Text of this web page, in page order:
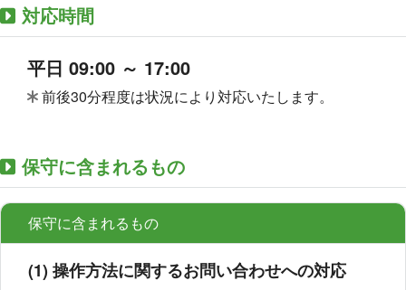
対応時間
平日 09:00 ～ 17:00
前後30分程度は状況により対応いたします。
保守に含まれるもの
保守に含まれるもの
(1) 操作方法に関するお問い合わせへの対応